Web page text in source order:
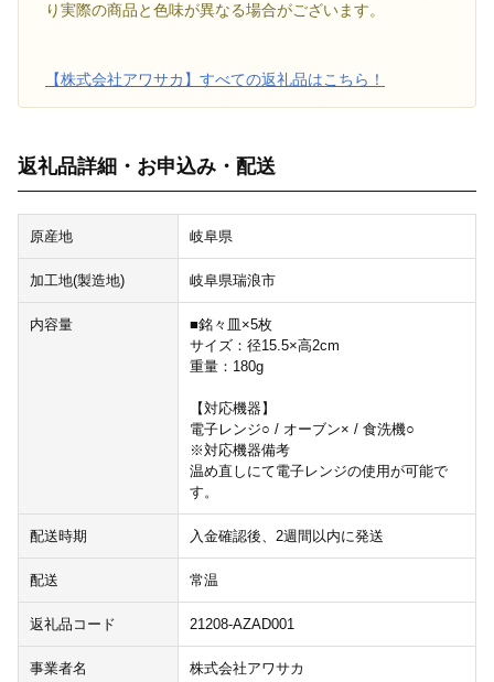
り実際の商品と色味が異なる場合がございます。
【株式会社アワサカ】すべての返礼品はこちら！
返礼品詳細・お申込み・配送
原産地 岐阜県
加工地(製造地) 岐阜県瑞浪市
内容量
■銘々皿×5枚
サイズ：径15.5×高2cm
重量：180g
【対応機器】
電子レンジ○ / オーブン× / 食洗機○
※対応機器備考
温め直しにて電子レンジの使用が可能で
す。
配送時期 入金確認後、2週間以内に発送
配送 常温
返礼品コード 21208-AZAD001
事業者名 株式会社アワサカ